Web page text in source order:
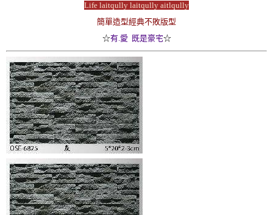
Life laitqully laitqully aitlqully
簡單造型經典不敗版型
☆有.愛 既是豪宅☆